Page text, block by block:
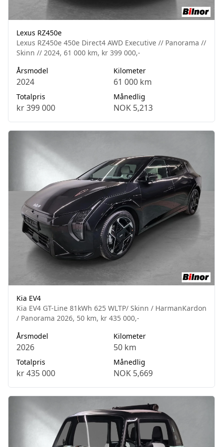
Lexus RZ450e
Lexus RZ450e 450e Direct4 AWD Executive // Panorama //
Skinn // 2024, 61 000 km, kr 399 000,-
Årsmodel
2024
Kilometer
61 000 km
Totalpris
kr 399 000
Månedlig
NOK 5,213
Kia EV4
Kia EV4 GT-Line 81kWh 625 WLTP/ Skinn / HarmanKardon
/ Panorama 2026, 50 km, kr 435 000,-
Årsmodel
2026
Kilometer
50 km
Totalpris
kr 435 000
Månedlig
NOK 5,669